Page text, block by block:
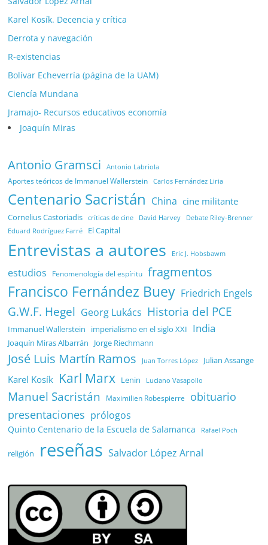
Karel Kosík. Decencia y crítica
Derrota y navegación
R-existencias
Bolívar Echeverría (página de la UAM)
Ciencía Mundana
Jramajo- Recursos educativos economía
Joaquín Miras
Antonio Gramsci Antonio Labriola
Aportes teóricos de Immanuel Wallerstein Carlos Fernández Liria
Centenario Sacristán China cine militante
Cornelius Castoriadis críticas de cine David Harvey Debate Riley-Brenner
Eduard Rodríguez Farré El Capital
Entrevistas a autores Eric J. Hobsbawm
estudios Fenomenología del espíritu fragmentos
Francisco Fernández Buey Friedrich Engels
G.W.F. Hegel Georg Lukács Historia del PCE
Immanuel Wallerstein imperialismo en el siglo XXI India
Joaquín Miras Albarrán Jorge Riechmann
José Luis Martín Ramos Juan Torres López Julian Assange
Karel Kosík Karl Marx Lenin Luciano Vasapollo
Manuel Sacristán Maximilien Robespierre
obituario
presentaciones prólogos
Quinto Centenario de la Escuela de Salamanca Rafael Poch
religión reseñas Salvador López Arnal